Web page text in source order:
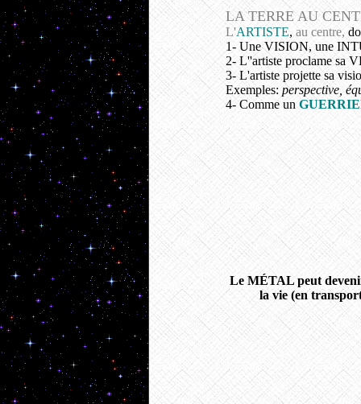
LA TERRE AU
L'ARTISTE, au centre,
1- Une VISION, une
2- L''artiste proclame sa
3- L'artiste projette sa
Exemples: perspective,
4- Comme un
Le MÉTAL peut
la vie (en